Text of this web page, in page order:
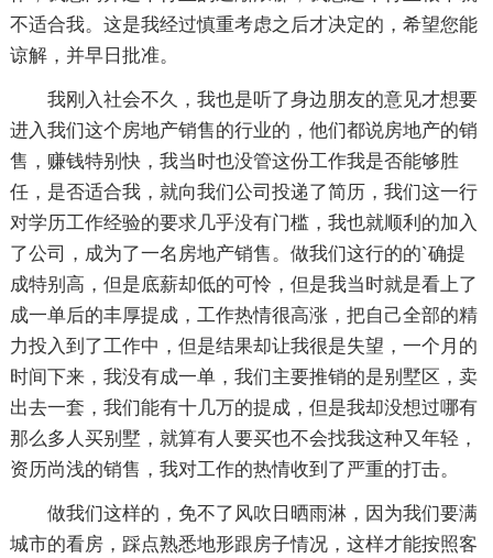
不适合我。这是我经过慎重考虑之后才决定的，希望您能
谅解，并早日批准。
我刚入社会不久，我也是听了身边朋友的意见才想要
进入我们这个房地产销售的行业的，他们都说房地产的销
售，赚钱特别快，我当时也没管这份工作我是否能够胜
任，是否适合我，就向我们公司投递了简历，我们这一行
对学历工作经验的要求几乎没有门槛，我也就顺利的加入
了公司，成为了一名房地产销售。做我们这行的的`确提
成特别高，但是底薪却低的可怜，但是我当时就是看上了
成一单后的丰厚提成，工作热情很高涨，把自己全部的精
力投入到了工作中，但是结果却让我很是失望，一个月的
时间下来，我没有成一单，我们主要推销的是别墅区，卖
出去一套，我们能有十几万的提成，但是我却没想过哪有
那么多人买别墅，就算有人要买也不会找我这种又年轻，
资历尚浅的销售，我对工作的热情收到了严重的打击。
做我们这样的，免不了风吹日晒雨淋，因为我们要满
城市的看房，踩点熟悉地形跟房子情况，这样才能按照客